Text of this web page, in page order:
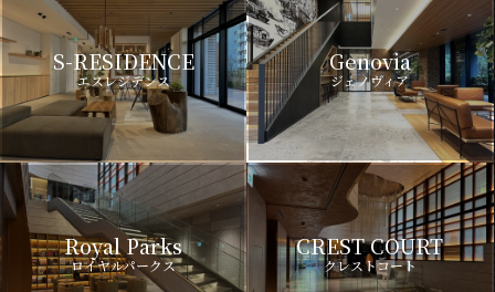
S-RESIDENCE
エスレジデンス
Genovia
ジェノヴィア
Royal Parks
ロイヤルパークス
CREST COURT
クレストコート